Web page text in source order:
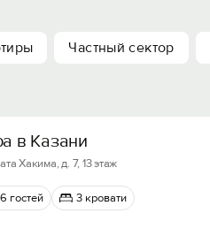
Частный сектор
в Казани
Хакима, д. 7, 13 этаж
6 гостей 3 кровати